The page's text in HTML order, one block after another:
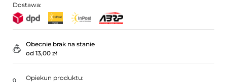
Dostawa:
Obecnie brak na stanie
od 13,00 zł
Opiekun produktu: